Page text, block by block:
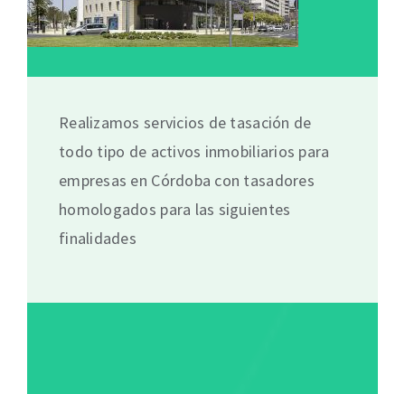
Realizamos servicios de tasación de
todo tipo de activos inmobiliarios para
empresas en Córdoba con tasadores
homologados para las siguientes
finalidades